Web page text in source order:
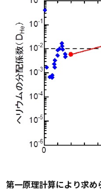
第一原理計算により求